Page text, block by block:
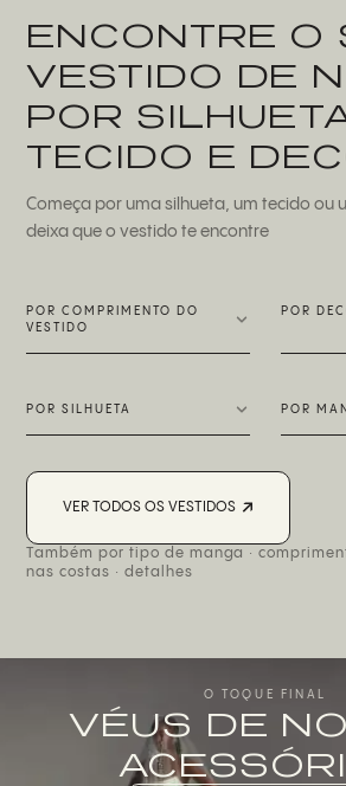
ENCONTRE O
VESTIDO DE
POR
TECIDO E
Começa por uma silhueta, um tecido ou
deixa que o vestido te encontre
POR COMPRIMENTO DO
VESTIDO
Midi
Máximo-Mínimo
Curto
POR
Reto
Decote
Ilusão
POR SILHUETA
Bainha
Sereia
Ajustado e evasê
Peças avulsas
Coluna
POR
Curto
Alças
VER TODOS OS VESTIDOS
Também por tipo de manga ·
nas costas · detalhes
O TOQUE FINAL
VÉUS DE